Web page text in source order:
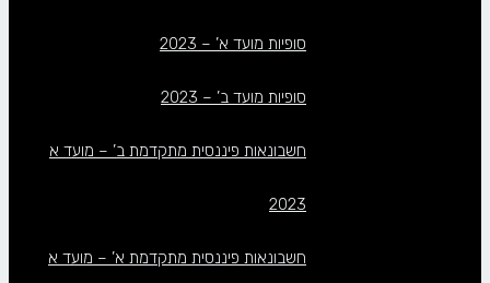
סופיות מועד א’ – 2023
סופיות מועד ב’ – 2023
חשבונאות פיננסית מתקדמת ב’ – מועד א
2023
חשבונאות פיננסית מתקדמת א’ – מועד א